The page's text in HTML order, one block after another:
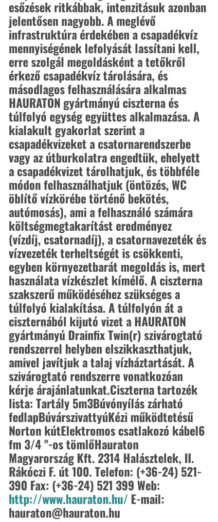
esőzések ritkábbak, intenzitásuk azonban
jelentősen nagyobb. A meglévő
infrastruktúra érdekében a csapadékvíz
mennyiségének lefolyását lassítani kell,
erre szolgál megoldásként a tetőkről
érkező csapadékvíz tárolására, és
másodlagos felhasználására alkalmas
HAURATON gyártmányú ciszterna és
túlfolyó egység együttes alkalmazása. A
kialakult gyakorlat szerint a
csapadékvizeket a csatornarendszerbe
vagy az útburkolatra engedtük, ehelyett
a csapadékvizet tárolhatjuk, és többféle
módon felhasználhatjuk (öntözés, WC
öblítő vízkörébe történő bekötés,
autómosás), ami a felhasználó számára
költségmegtakarítást eredményez
(vízdíj, csatornadíj), a csatornavezeték és
vízvezeték terheltségét is csökkenti,
egyben környezetbarát megoldás is, mert
használata vízkészlet kímélő. A ciszterna
szakszerű működéséhez szükséges a
túlfolyó kialakítása. A túlfolyón át a
ciszternából kijutó vizet a HAURATON
gyártmányú Drainfix Twin(r) szivárogtató
rendszerrel helyben elszikkaszthatjuk,
amivel javítjuk a talaj vízháztartását. A
szivárogtató rendszerre vonatkozóan
kérje árajánlatunkat.Ciszterna tartozék
lista: Tartály 5m3Búvónyílás zárható
fedlapBúvárszivattyúKézi működtetésű
Norton kútElektromos csatlakozó kábel6
fm 3/4 ''-os tömlőHauraton
Magyarország Kft. 2314 Halásztelek, II.
Rákóczi F. út 100. Telefon: (+36-24) 521-
390 Fax: (+36-24) 521 399 Web:
http://www.hauraton.hu/ E-mail:
hauraton@hauraton.hu